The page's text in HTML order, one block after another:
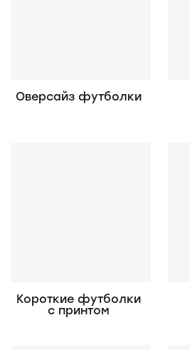
Оверсайз футболки
Короткие футболки
с принтом